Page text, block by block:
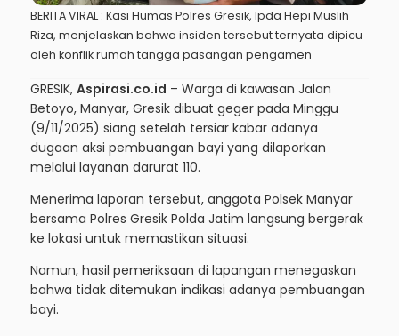
BERITA VIRAL : Kasi Humas Polres Gresik, Ipda Hepi Muslih
Riza, menjelaskan bahwa insiden tersebut ternyata dipicu
oleh konflik rumah tangga pasangan pengamen
GRESIK, Aspirasi.co.id – Warga di kawasan Jalan
Betoyo, Manyar, Gresik dibuat geger pada Minggu
(9/11/2025) siang setelah tersiar kabar adanya
dugaan aksi pembuangan bayi yang dilaporkan
melalui layanan darurat 110.
Menerima laporan tersebut, anggota Polsek Manyar
bersama Polres Gresik Polda Jatim langsung bergerak
ke lokasi untuk memastikan situasi.
Namun, hasil pemeriksaan di lapangan menegaskan
bahwa tidak ditemukan indikasi adanya pembuangan
bayi.